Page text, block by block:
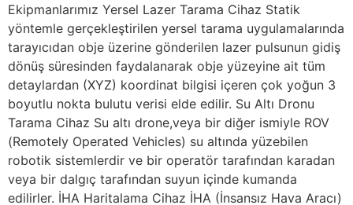
Ekipmanlarımız Yersel Lazer Tarama Cihaz Statik
yöntemle gerçekleştirilen yersel tarama uygulamalarında
tarayıcıdan obje üzerine gönderilen lazer pulsunun gidiş
dönüş süresinden faydalanarak obje yüzeyine ait tüm
detaylardan (XYZ) koordinat bilgisi içeren çok yoğun 3
boyutlu nokta bulutu verisi elde edilir. Su Altı Dronu
Tarama Cihaz Su altı drone,veya bir diğer ismiyle ROV
(Remotely Operated Vehicles) su altında yüzebilen
robotik sistemlerdir ve bir operatör tarafından karadan
veya bir dalgıç tarafından suyun içinde kumanda
edilirler. İHA Haritalama Cihaz İHA (İnsansız Hava Aracı)